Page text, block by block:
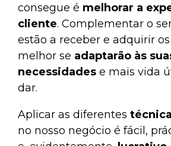
consegue é melhorar a
cliente. Complementar o
estão a receber e adquirir
melhor se adaptarão às
necessidades e mais vida
dar.
Aplicar as diferentes
no nosso negócio é fácil,